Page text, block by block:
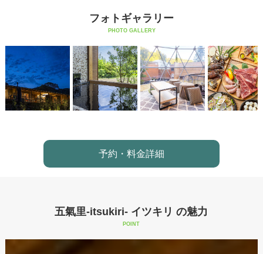
フォトギャラリー
PHOTO GALLERY
予約・料金詳細
五氣里-itsukiri- イツキリ の魅力
POINT